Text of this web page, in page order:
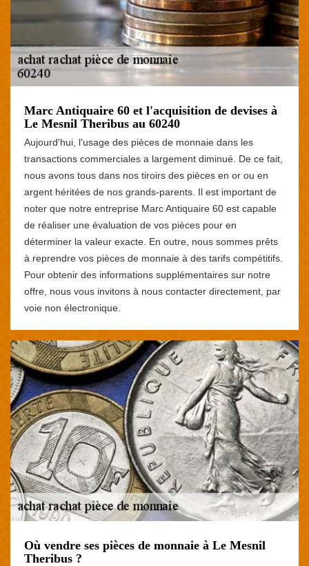
Marc Antiquaire 60 et l'acquisition de devises à
Le Mesnil Theribus au 60240
Aujourd'hui, l'usage des pièces de monnaie dans les
transactions commerciales a largement diminué. De ce fait,
nous avons tous dans nos tiroirs des pièces en or ou en
argent héritées de nos grands-parents. Il est important de
noter que notre entreprise Marc Antiquaire 60 est capable
de réaliser une évaluation de vos pièces pour en
déterminer la valeur exacte. En outre, nous sommes prêts
à reprendre vos pièces de monnaie à des tarifs compétitifs.
Pour obtenir des informations supplémentaires sur notre
offre, nous vous invitons à nous contacter directement, par
voie non électronique.
Où vendre ses pièces de monnaie à Le Mesnil
Theribus ?